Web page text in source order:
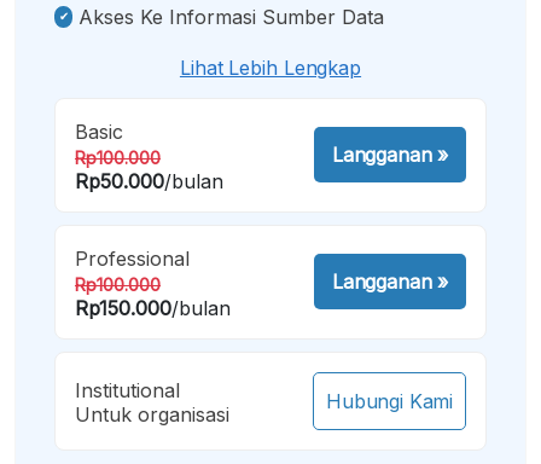
Akses Ke Informasi Sumber Data
Lihat Lebih Lengkap
Basic
Rp100.000
Rp50.000/bulan
Langganan»
Professional
Rp100.000
Rp150.000/bulan
Langganan»
Institutional
Untuk organisasi
Hubungi Kami